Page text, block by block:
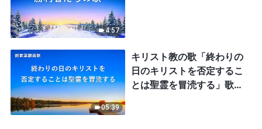
4:57
05:39
キリスト教の歌「終わりの
日のキリストを否定するこ
とは聖霊を冒涜する」歌詞